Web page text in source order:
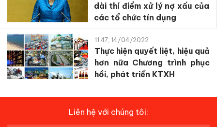
dài thí điểm xử lý nợ xấu của
các tổ chức tín dụng
11:47, 14/04/2022
Thực hiện quyết liệt, hiệu quả
hơn nữa Chương trình phục
hồi, phát triển KTXH
Liên hệ với chúng tôi: